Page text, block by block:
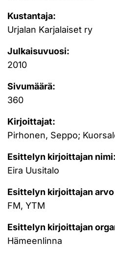
Kustantaja:
Urjalan Karjalaiset ry
Julkaisuvuosi:
2010
Sivumäärä:
360
Kirjoittajat:
Pirhonen, Seppo;
Esittelyn kirjoittajan nimi:
Eira Uusitalo
Esittelyn kirjoittajan arvo
FM, YTM
Esittelyn kirjoittajan
Hämeenlinna